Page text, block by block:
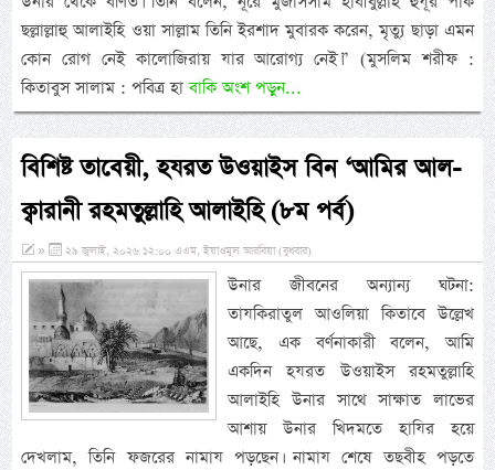
ছল্লাল্লাহু আলাইহি ওয়া সাল্লাম তিনি ইরশাদ মুবারক করেন, মৃত্যু ছাড়া এমন
কোন রোগ নেই কালোজিরায় যার আরোগ্য নেই।” (মুসলিম শরীফ :
কিতাবুস সালাম : পবিত্র হাবাকি অংশ পড়ুন...
বিশিষ্ট তাবেয়ী, হযরত উওয়াইস বিন ‘আমির আল-
ক্বারানী রহমতুল্লাহি আলাইহি (৮ম পর্ব)
» ২৯ জুলাই, ২০২৬ ১২:০০ এএম, ইয়াওমুল আরবিয়া (বুধবার)
উনার জীবনের অন্যান্য ঘটনা:
তাযকিরাতুল আওলিয়া কিতাবে উল্লেখ
আছে, এক বর্ণনাকারী বলেন, আমি
একদিন হযরত উওয়াইস রহমতুল্লাহি
আলাইহি উনার সাথে সাক্ষাত লাভের
আশায় উনার খিদমতে হাযির হয়ে
দেখলাম, তিনি ফজরের নামায পড়ছেন। নামায শেষে তছবীহ পড়তে